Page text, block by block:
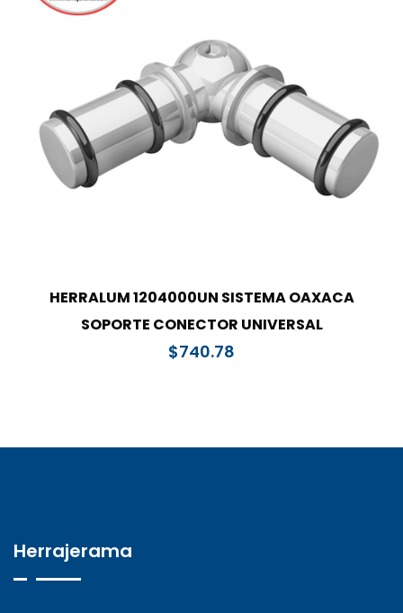
HERRALUM 1204000UN SISTEMA OAXACA
SOPORTE CONECTOR UNIVERSAL
$740.78
Herrajerama